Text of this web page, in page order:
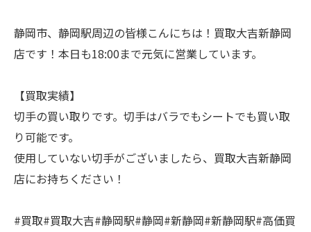
静岡市、静岡駅周辺の皆様こんにちは！買取大吉新静岡
店です！本日も18:00まで元気に営業しています。
【買取実績】
切手の買い取りです。切手はバラでもシートでも買い取
り可能です。
使用していない切手がございましたら、買取大吉新静岡
店にお持ちください！
#買取#買取大吉#静岡駅#静岡#新静岡#新静岡駅#高価買